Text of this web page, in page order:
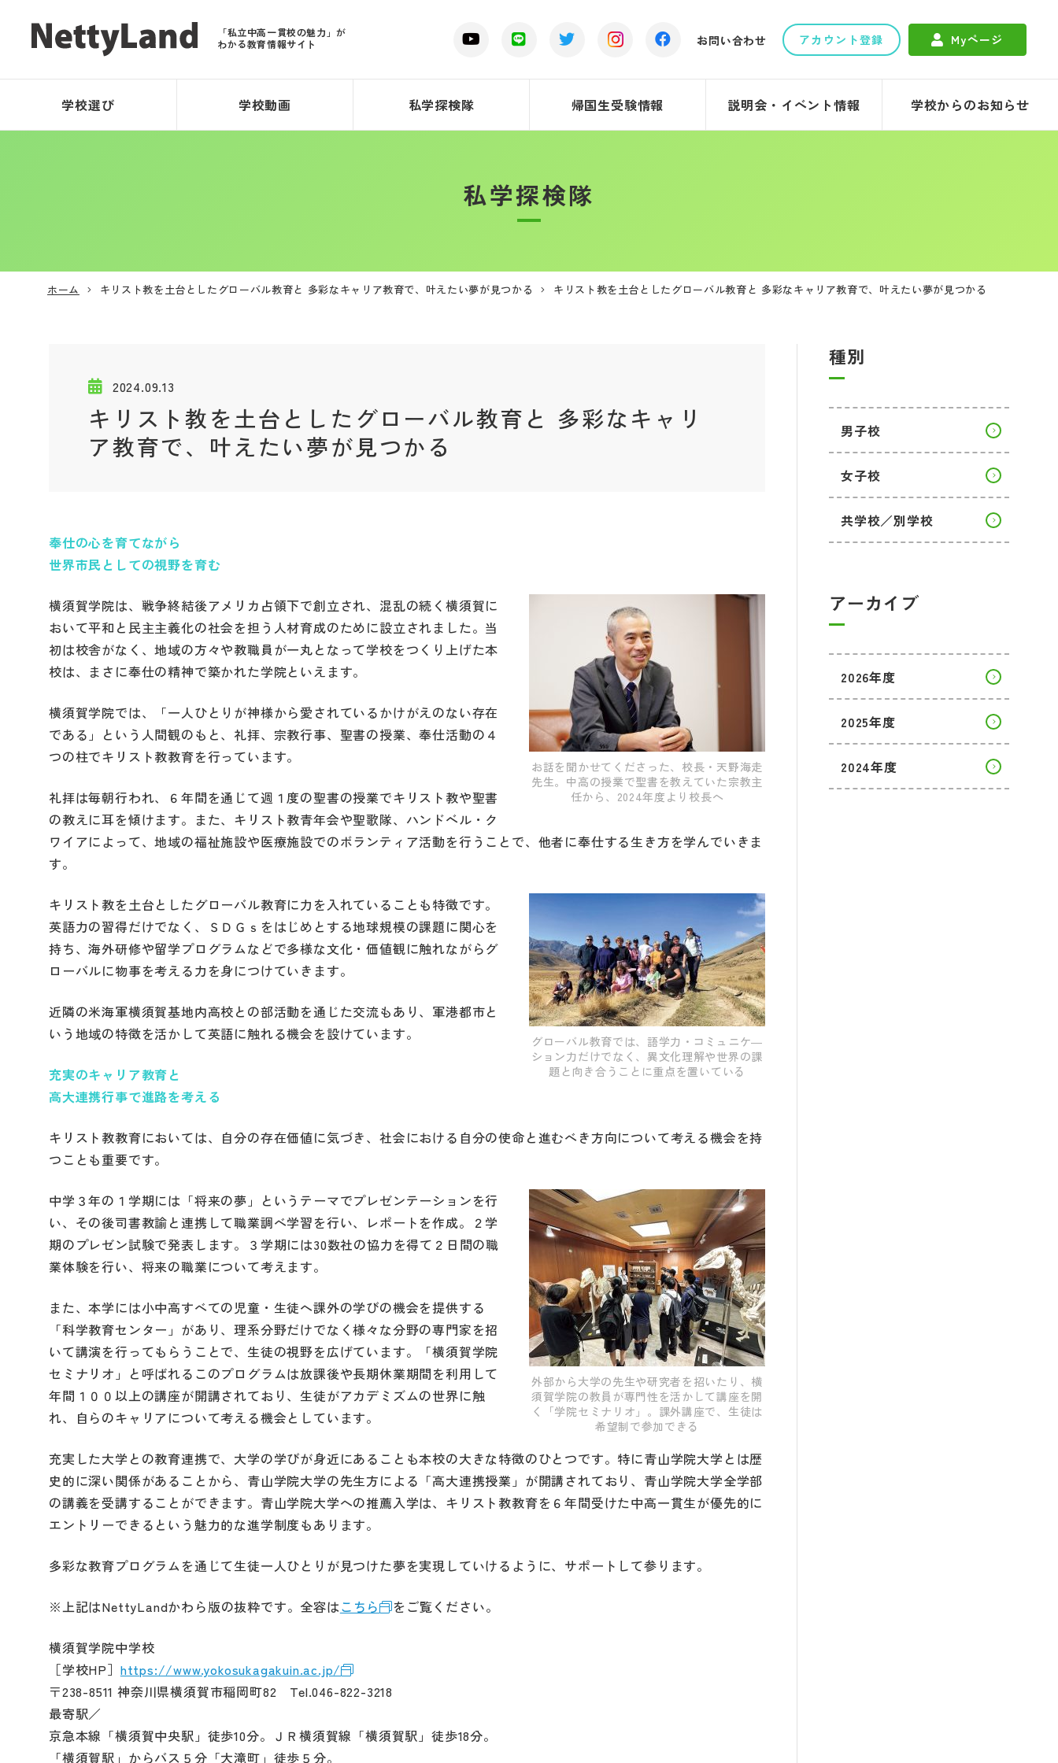
「私立中高一貫校の魅力」が
わかる教育情報サイト
お問い合わせ アカウント登録 Myページ
学校選び 学校動画 私学探検隊 帰国生受験情報 説明会・イベント情報 学校からのお知らせ
私学探検隊
ホーム キリスト教を土台としたグローバル教育と 多彩なキャリア教育で、叶えたい夢が見つかる キリスト教を土台としたグローバル教育と 多彩なキャリア教育で、叶えたい夢が見つかる
2024.09.13
キリスト教を土台としたグローバル教育と 多彩なキャリ
ア教育で、叶えたい夢が見つかる
奉仕の心を育てながら
世界市民としての視野を育む
お話を聞かせてくださった、校長・天野海走
先生。中高の授業で聖書を教えていた宗教主
任から、2024年度より校長へ
横須賀学院は、戦争終結後アメリカ占領下で創立され、混乱の続く横須賀に
おいて平和と民主主義化の社会を担う人材育成のために設立されました。当
初は校舎がなく、地域の方々や教職員が一丸となって学校をつくり上げた本
校は、まさに奉仕の精神で築かれた学院といえます。
横須賀学院では、「一人ひとりが神様から愛されているかけがえのない存在
である」という人間観のもと、礼拝、宗教行事、聖書の授業、奉仕活動の４
つの柱でキリスト教教育を行っています。
礼拝は毎朝行われ、６年間を通じて週１度の聖書の授業でキリスト教や聖書
の教えに耳を傾けます。また、キリスト教青年会や聖歌隊、ハンドベル・ク
ワイアによって、地域の福祉施設や医療施設でのボランティア活動を行うことで、他者に奉仕する生き方を学んでいきま
す。
グローバル教育では、語学力・コミュニケ―
ション力だけでなく、異文化理解や世界の課
題と向き合うことに重点を置いている
キリスト教を土台としたグローバル教育に力を入れていることも特徴です。
英語力の習得だけでなく、ＳＤＧｓをはじめとする地球規模の課題に関心を
持ち、海外研修や留学プログラムなどで多様な文化・価値観に触れながらグ
ローバルに物事を考える力を身につけていきます。
近隣の米海軍横須賀基地内高校との部活動を通じた交流もあり、軍港都市と
いう地域の特徴を活かして英語に触れる機会を設けています。
充実のキャリア教育と
高大連携行事で進路を考える
キリスト教教育においては、自分の存在価値に気づき、社会における自分の使命と進むべき方向について考える機会を持
つことも重要です。
外部から大学の先生や研究者を招いたり、横
須賀学院の教員が専門性を活かして講座を開
く「学院セミナリオ」。課外講座で、生徒は
希望制で参加できる
中学３年の１学期には「将来の夢」というテーマでプレゼンテーションを行
い、その後司書教諭と連携して職業調べ学習を行い、レポートを作成。２学
期のプレゼン試験で発表します。３学期には30数社の協力を得て２日間の職
業体験を行い、将来の職業について考えます。
また、本学には小中高すべての児童・生徒へ課外の学びの機会を提供する
「科学教育センター」があり、理系分野だけでなく様々な分野の専門家を招
いて講演を行ってもらうことで、生徒の視野を広げています。「横須賀学院
セミナリオ」と呼ばれるこのプログラムは放課後や長期休業期間を利用して
年間１００以上の講座が開講されており、生徒がアカデミズムの世界に触
れ、自らのキャリアについて考える機会としています。
充実した大学との教育連携で、大学の学びが身近にあることも本校の大きな特徴のひとつです。特に青山学院大学とは歴
史的に深い関係があることから、青山学院大学の先生方による「高大連携授業」が開講されており、青山学院大学全学部
の講義を受講することができます。青山学院大学への推薦入学は、キリスト教教育を６年間受けた中高一貫生が優先的に
エントリーできるという魅力的な進学制度もあります。
多彩な教育プログラムを通じて生徒一人ひとりが見つけた夢を実現していけるように、サポートして参ります。
※上記はNettyLandかわら版の抜粋です。全容はこちら をご覧ください。
横須賀学院中学校
［学校HP］ https://www.yokosukagakuin.ac.jp/
〒238-8511 神奈川県横須賀市稲岡町82 Tel.046-822-3218
最寄駅／
京急本線「横須賀中央駅」徒歩10分。ＪＲ横須賀線「横須賀駅」徒歩18分。
「横須賀駅」からバス５分「大滝町」徒歩５分。
種別
男子校
女子校
共学校／別学校
アーカイブ
2026年度
2025年度
2024年度